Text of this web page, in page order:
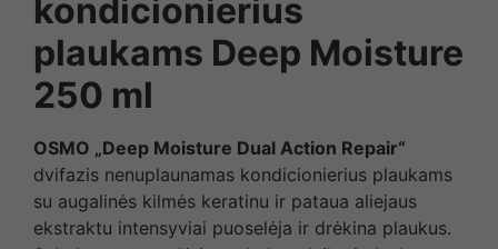
kondicionierius
plaukams Deep Moisture
250 ml
OSMO „Deep Moisture Dual Action Repair“
dvifazis nenuplaunamas kondicionierius plaukams
su augalinės kilmės keratinu ir pataua aliejaus
ekstraktu intensyviai puoselėja ir drėkina plaukus.